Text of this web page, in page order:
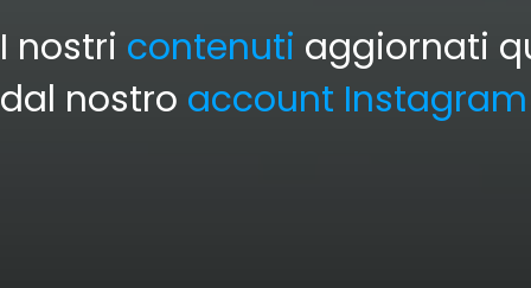
I nostri contenuti aggiornati
dal nostro account Instagram